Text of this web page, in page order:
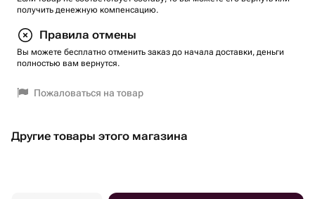
получить денежную компенсацию.
Правила отмены
Вы можете бесплатно отменить заказ до начала доставки, деньги
полностью вам вернутся.
Пожаловаться на товар
Другие товары этого магазина